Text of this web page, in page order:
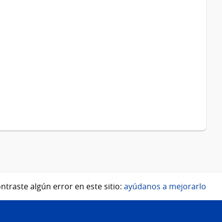
algún error en este sitio: ayúdanos a mejorarlo